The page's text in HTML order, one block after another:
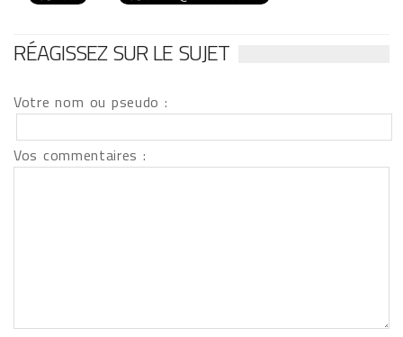
RÉAGISSEZ SUR LE SUJET
Votre nom ou pseudo :
Vos commentaires :